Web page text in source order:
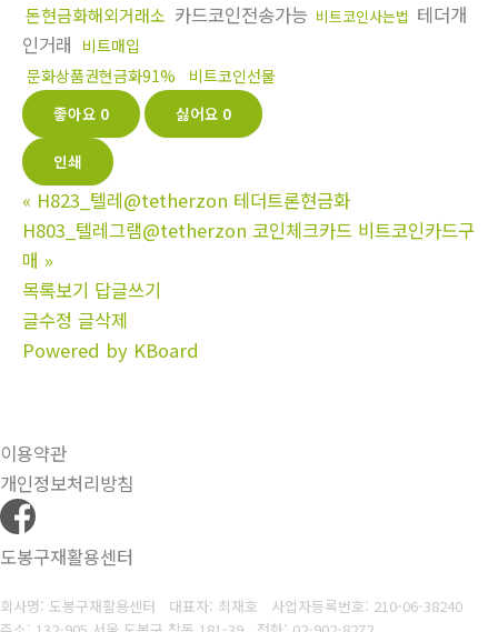
돈현금화해외거래소 카드코인전송가능 비트코인사는법 테더개
인거래 비트매입
문화상품권현금화91%
비트코인선물
좋아요 0 싫어요 0
인쇄
« H823_텔레@tetherzon 테더트론현금화
H803_텔레그램@tetherzon 코인체크카드 비트코인카드구
매 »
목록보기 답글쓰기
글수정 글삭제
Powered by KBoard
이용약관
개인정보처리방침
도봉구재활용센터
회사명: 도봉구재활용센터 대표자: 최재호 사업자등록번호: 210-06-38240